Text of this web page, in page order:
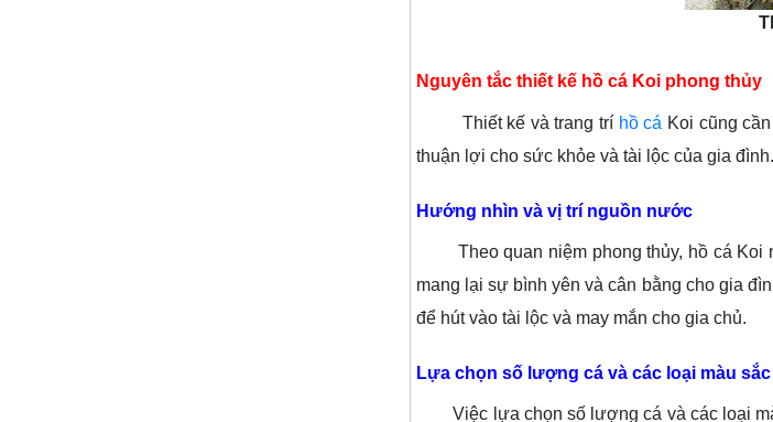
Nguyên tắc thiết kế hồ cá Koi phong thủy
Thiết kế và trang trí hồ cá Koi cũng
thuận lợi cho sức khỏe và tài lộc của gia đình.
Hướng nhìn và vị trí nguồn nước
Theo quan niệm phong thủy, hồ cá Koi
mang lại sự bình yên và cân bằng cho gia
để hút vào tài lộc và may mắn cho gia chủ.
Lựa chọn số lượng cá và các loại màu
Việc lựa chọn số lượng cá và các loại